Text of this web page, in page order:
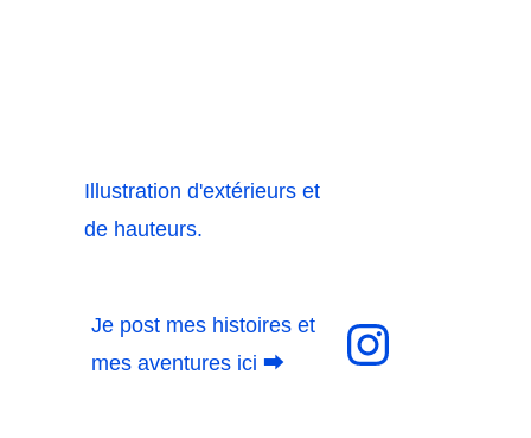
Je post mes histoires et
mes aventures ici ⮕
Illustration d'extérieurs et
de hauteurs.